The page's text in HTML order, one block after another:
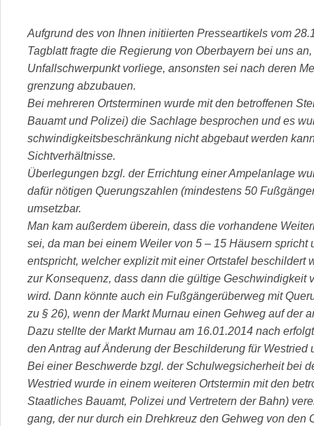
Aufgrund des von Ihnen initiierten Presseartikels vom
Tagblatt fragte die Regierung von Oberbayern bei uns
Unfallschwerpunkt vorliege, ansonsten sei nach deren
grenzung abzubauen.
Bei mehreren Ortsterminen wurde mit den betroffenen
Bauamt und Polizei) die Sachlage besprochen und es
schwindigkeitsbeschränkung nicht abgebaut werden
Sichtverhältnisse.
Überlegungen bzgl. der Errichtung einer Ampelanlage
dafür nötigen Querungszahlen (mindestens 50
umsetzbar.
Man kam außerdem überein, dass die vorhandene
sei, da man bei einem Weiler von 5 – 15 Häusern spricht
entspricht, welcher explizit mit einer Ortstafel beschildert
zur Konsequenz, dass dann die gültige Geschwindigkeit
wird. Dann könnte auch ein Fußgängerüberweg mit
zu § 26), wenn der Markt Murnau einen Gehweg auf der
Dazu stellte der Markt Murnau am 16.01.2014 nach
den Antrag auf Änderung der Beschilderung für Westried
Bei einer Beschwerde bzgl. der Schulwegsicherheit bei
Westried wurde in einem weiteren Ortstermin mit den
Staatliches Bauamt, Polizei und Vertretern der Bahn)
gang, der nur durch ein Drehkreuz den Gehweg von den